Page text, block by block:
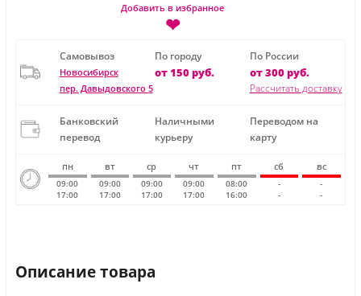
Добавить в избранное
❤
Самовывоз
Новосибирск
пер. Давыдовского 5
По городу
от 150 руб.
По России
от 300 руб.
Рассчитать доставку
Банковский
перевод
Наличными
курьеру
Переводом на
карту
пн вт ср чт пт сб вс
09:00
17:00
09:00
17:00
09:00
17:00
09:00
17:00
08:00
16:00
-
-
-
-
Описание товара